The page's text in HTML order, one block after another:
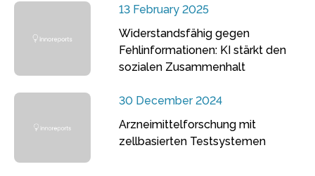
13 February 2025
Widerstandsfähig gegen
Fehlinformationen: KI stärkt den
sozialen Zusammenhalt
30 December 2024
Arzneimittelforschung mit
zellbasierten Testsystemen